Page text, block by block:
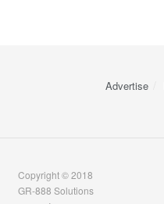
Advertise
Copyright © 2018
GR-888 Solutions